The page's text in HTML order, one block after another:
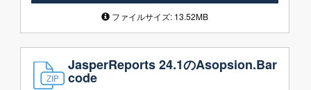
ファイルサイズ: 13.52MB
JasperReports 24.1のAsopsion.Bar
code